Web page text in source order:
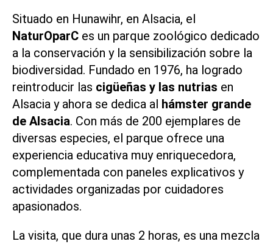
Situado en Hunawihr, en Alsacia, el
NaturOparC es un parque zoológico dedicado
a la conservación y la sensibilización sobre la
biodiversidad. Fundado en 1976, ha logrado
reintroducir las cigüeñas y las nutrias en
Alsacia y ahora se dedica al hámster grande
de Alsacia. Con más de 200 ejemplares de
diversas especies, el parque ofrece una
experiencia educativa muy enriquecedora,
complementada con paneles explicativos y
actividades organizadas por cuidadores
apasionados.
La visita, que dura unas 2 horas, es una mezcla